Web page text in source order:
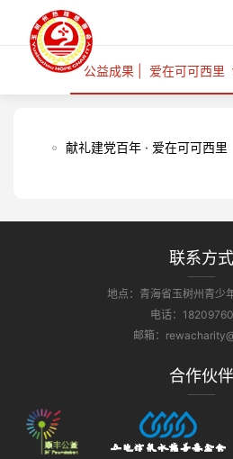
公益成果| 爱在可可西里
献礼建党百年 · 爱在可可西里
联系方式
地点：青海省玉树州青少
电话：
邮箱：
合作伙伴